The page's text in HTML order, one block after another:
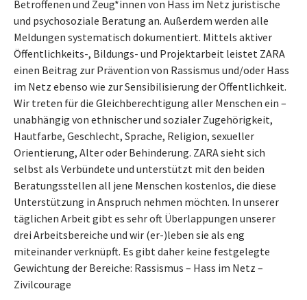
Betroffenen und Zeug*innen von Hass im Netz juristische
und psychosoziale Beratung an. Außerdem werden alle
Meldungen systematisch dokumentiert. Mittels aktiver
Öffentlichkeits-, Bildungs- und Projektarbeit leistet ZARA
einen Beitrag zur Prävention von Rassismus und/oder Hass
im Netz ebenso wie zur Sensibilisierung der Öffentlichkeit.
Wir treten für die Gleichberechtigung aller Menschen ein –
unabhängig von ethnischer und sozialer Zugehörigkeit,
Hautfarbe, Geschlecht, Sprache, Religion, sexueller
Orientierung, Alter oder Behinderung. ZARA sieht sich
selbst als Verbündete und unterstützt mit den beiden
Beratungsstellen all jene Menschen kostenlos, die diese
Unterstützung in Anspruch nehmen möchten. In unserer
täglichen Arbeit gibt es sehr oft Überlappungen unserer
drei Arbeitsbereiche und wir (er-)leben sie als eng
miteinander verknüpft. Es gibt daher keine festgelegte
Gewichtung der Bereiche: Rassismus – Hass im Netz –
Zivilcourage